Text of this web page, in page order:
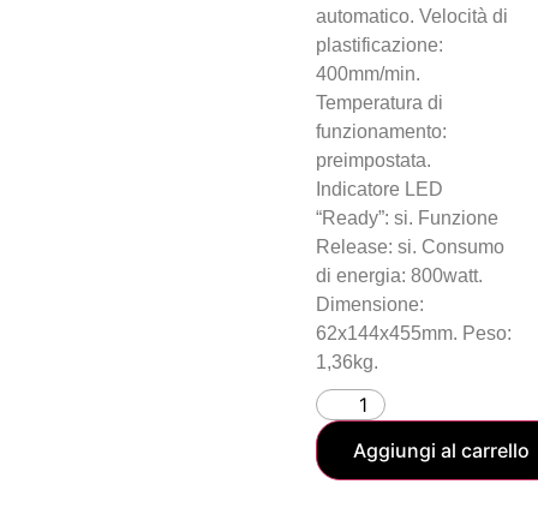
automatico. Velocità di
plastificazione:
400mm/min.
Temperatura di
funzionamento:
preimpostata.
Indicatore LED
“Ready”: si. Funzione
Release: si. Consumo
di energia: 800watt.
Dimensione:
62x144x455mm. Peso:
1,36kg.
Aggiungi al carrello